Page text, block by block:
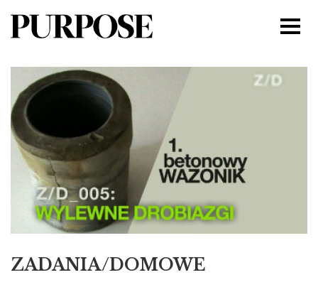
ZADANIA/DOMOWE